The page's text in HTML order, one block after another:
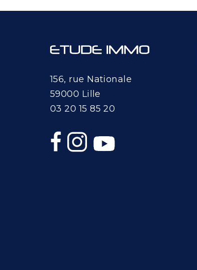
156, rue Nationale
59000 Lille
03 20 15 85 20